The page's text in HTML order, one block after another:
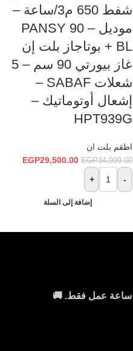
شفط 650 م3/ساعة –
موديل – PANSY 90
BL + بوتاجاز بلت إن
غاز بيورتي 90 سم – 5
شعلات SABAF –
إشعال أوتوماتيك –
HPT939G
اطقم بلت ان
EGP34,999.00
EGP29,500.00
-
+
إضافة إلى السلة